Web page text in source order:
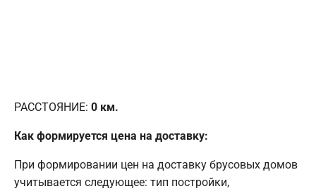
РАССТОЯНИЕ: 0 км.
Как формируется цена на доставку:
При формировании цен на доставку брусовых домов
учитывается следующее: тип постройки,